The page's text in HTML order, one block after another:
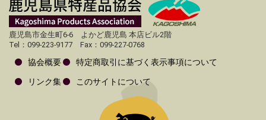
鹿児島市金生町6-6 よかど鹿児島 本店ビル2階
Tel：099-223-9177 Fax：099-227-0768
協会概要 特定商取引に基づく表示事項について
リンク集 このサイトについて